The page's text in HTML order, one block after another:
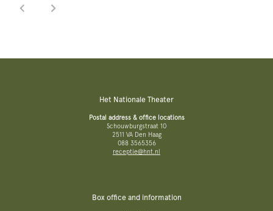
Het Nationale Theater
Postal address & office locations
Schouwburgstraat 10
2511 VA Den Haag
088 3565356
receptie@hnt.nl
Box office and information